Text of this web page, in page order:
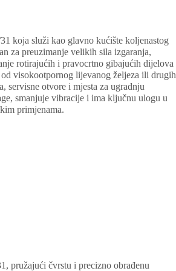
koja služi kao glavno kućište koljenastog
za preuzimanje velikih sila izgaranja,
rotirajućih i pravocrtno gibajućih dijelova
visokootpornog lijevanog željeza ili drugih
servisne otvore i mjesta za ugradnju
smanjuje vibracije i ima ključnu ulogu u
primjenama.
pružajući čvrstu i precizno obrađenu